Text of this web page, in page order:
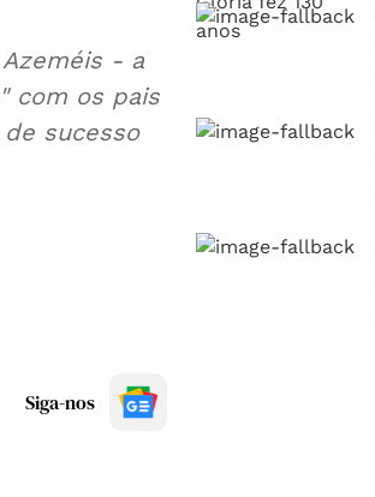
- a
com os pais
sucesso
Siga-nos